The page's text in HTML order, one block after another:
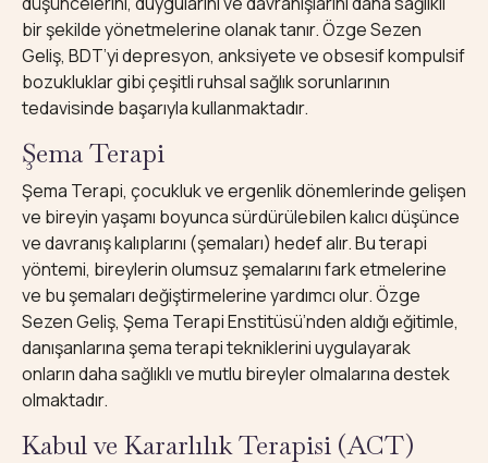
bir şekilde yönetmelerine olanak tanır. Özge Sezen
Geliş, BDT’yi depresyon, anksiyete ve obsesif kompulsif
bozukluklar gibi çeşitli ruhsal sağlık sorunlarının
tedavisinde başarıyla kullanmaktadır.
Şema Terapi
Şema Terapi, çocukluk ve ergenlik dönemlerinde gelişen
ve bireyin yaşamı boyunca sürdürülebilen kalıcı düşünce
ve davranış kalıplarını (şemaları) hedef alır. Bu terapi
yöntemi, bireylerin olumsuz şemalarını fark etmelerine
ve bu şemaları değiştirmelerine yardımcı olur. Özge
Sezen Geliş, Şema Terapi Enstitüsü’nden aldığı eğitimle,
danışanlarına şema terapi tekniklerini uygulayarak
onların daha sağlıklı ve mutlu bireyler olmalarına destek
olmaktadır.
Kabul ve Kararlılık Terapisi (ACT)